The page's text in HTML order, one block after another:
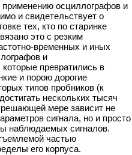
осциллографов и
и свидетельствует о
тех, кто по старинке
это с резким
временных и иных
и
превратились в
и порою дорогие
типов пробников (к
нескольких тысяч
мере зависит не
сигнала, но и просто
наблюдаемых сигналов.
частью
его корпуса.